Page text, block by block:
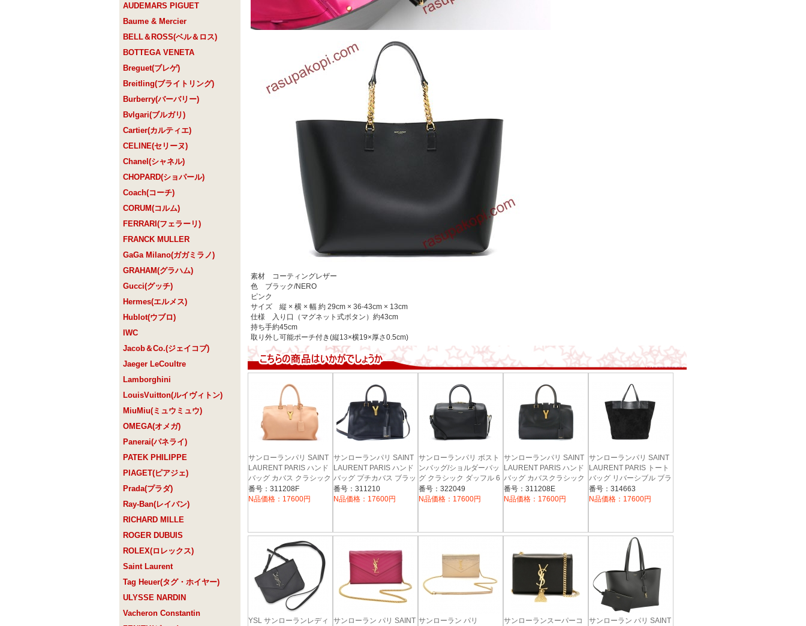
AUDEMARS PIGUET
Baume & Mercier
BELL＆ROSS(ベル＆ロス)
BOTTEGA VENETA
Breguet(ブレゲ)
Breitling(ブライトリング)
Burberry(バーバリー)
Bvlgari(ブルガリ)
Cartier(カルティエ)
CELINE(セリーヌ)
Chanel(シャネル)
CHOPARD(ショパール)
Coach(コーチ)
CORUM(コルム)
FERRARI(フェラーリ)
FRANCK MULLER
GaGa Milano(ガガミラノ)
GRAHAM(グラハム)
Gucci(グッチ)
Hermes(エルメス)
Hublot(ウブロ)
IWC
Jacob＆Co.(ジェイコブ)
Jaeger LeCoultre
Lamborghini
LouisVuitton(ルイヴィトン)
MiuMiu(ミュウミュウ)
OMEGA(オメガ)
Panerai(パネライ)
PATEK PHILIPPE
PIAGET(ピアジェ)
Prada(プラダ)
Ray-Ban(レイバン)
RICHARD MILLE
ROGER DUBUIS
ROLEX(ロレックス)
Saint Laurent
Tag Heuer(タグ・ホイヤー)
ULYSSE NARDIN
Vacheron Constantin
素材 コーティングレザー
色 ブラック/NERO
ピンク
サイズ 縦 × 横 × 幅 約 29cm × 36-43cm × 13cm
仕様 入り口（マグネット式ボタン）約43cm
持ち手約45cm
取り外し可能ポーチ付き(縦13×横19×厚さ0.5cm)
サンローランパリ SAINT
LAURENT PARIS ハンド
バッグ カバス クラシック
ワイライン ブラッシュピ
ンク 311208 BJ50J 6740
番号：311208F
N品価格：17600円
サンローランパリ SAINT
LAURENT PARIS ハンド
バッグ プチカバス ブラッ
ク 311210 BJ50J 1000 レ
ディース
番号：311210
N品価格：17600円
サンローランパリ ボスト
ンバッグ/ショルダーバッ
グ クラシック ダッフル 6
【BO DUFFLE S LAUR】
2WAY ブラック 322049
番号：322049
N品価格：17600円
サンローランパリ SAINT
LAURENT PARIS ハンド
バッグ カバスクラシック
ブラック 311208 BJ50J
1000 レディース
番号：311208E
N品価格：17600円
サンローランパリ SAINT
LAURENT PARIS トート
バッグ リバーシブル ブラ
ック 314663 C01DE
1000
番号：314663
N品価格：17600円
YSL サンローランレディ サンローラン パリ SAINT サンローラン パリ サンローランスーパーコ サンローラン パリ SAINT